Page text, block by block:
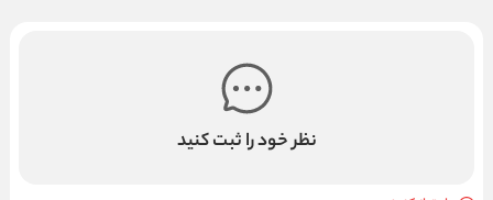
نظر خود را ثبت کنید